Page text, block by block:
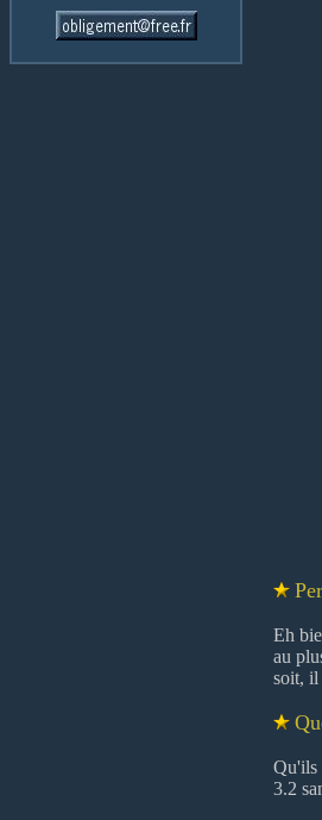
Eh
au
soit, il
Qu'ils
3.2